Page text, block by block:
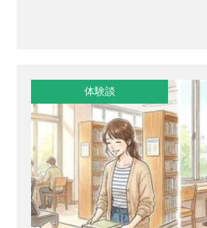
体験談